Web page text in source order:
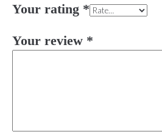
Your rating *
Your review *